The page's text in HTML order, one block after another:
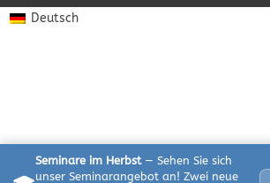
Seminare im Herbst— Sehen Sie sich
unser Seminarangebot an! Zwei neue
Deutsch